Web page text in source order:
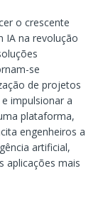
o crescente
IA na revolução
se
de projetos
impulsionar a
plataforma,
engenheiros a
artificial,
aplicações mais